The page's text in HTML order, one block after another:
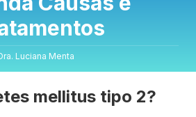
Luciana Menta
mellitus tipo 2?